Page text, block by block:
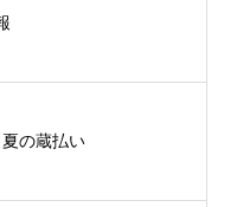
の蔵払い